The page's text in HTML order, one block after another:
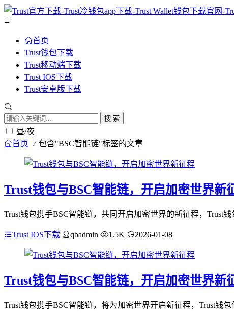
首页
Trust钱包下载
Trust移动端下载
Trust IOS下载
Trust安卓版下载
搜 索
昼/夜
首页 包含"BSC智能链"标签的文章
Trust钱包与BSC智能链，开启加密世界新
Trust钱包携手BSC智能链，共同开启加密世界的新征程，Trust
Trust IOS下载 qbadmin 1.5K 2026-01-08
Trust钱包与BSC智能链，开启加密世界新
Trust钱包携手BSC智能链，将为加密世界开启新征程，Trust钱